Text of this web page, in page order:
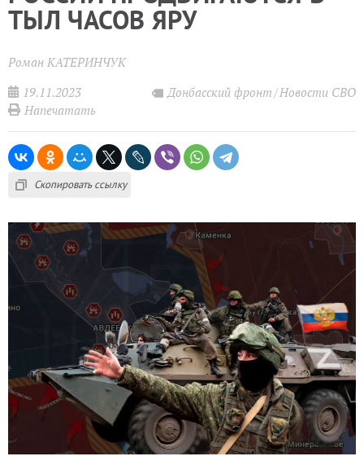
ТЫЛ ЧАСОВ ЯРУ
Роман КАТЕРИНЧУК
19.11.2023
Донбасский фронт Новости СВО
Напечатать
Скопировать ссылку